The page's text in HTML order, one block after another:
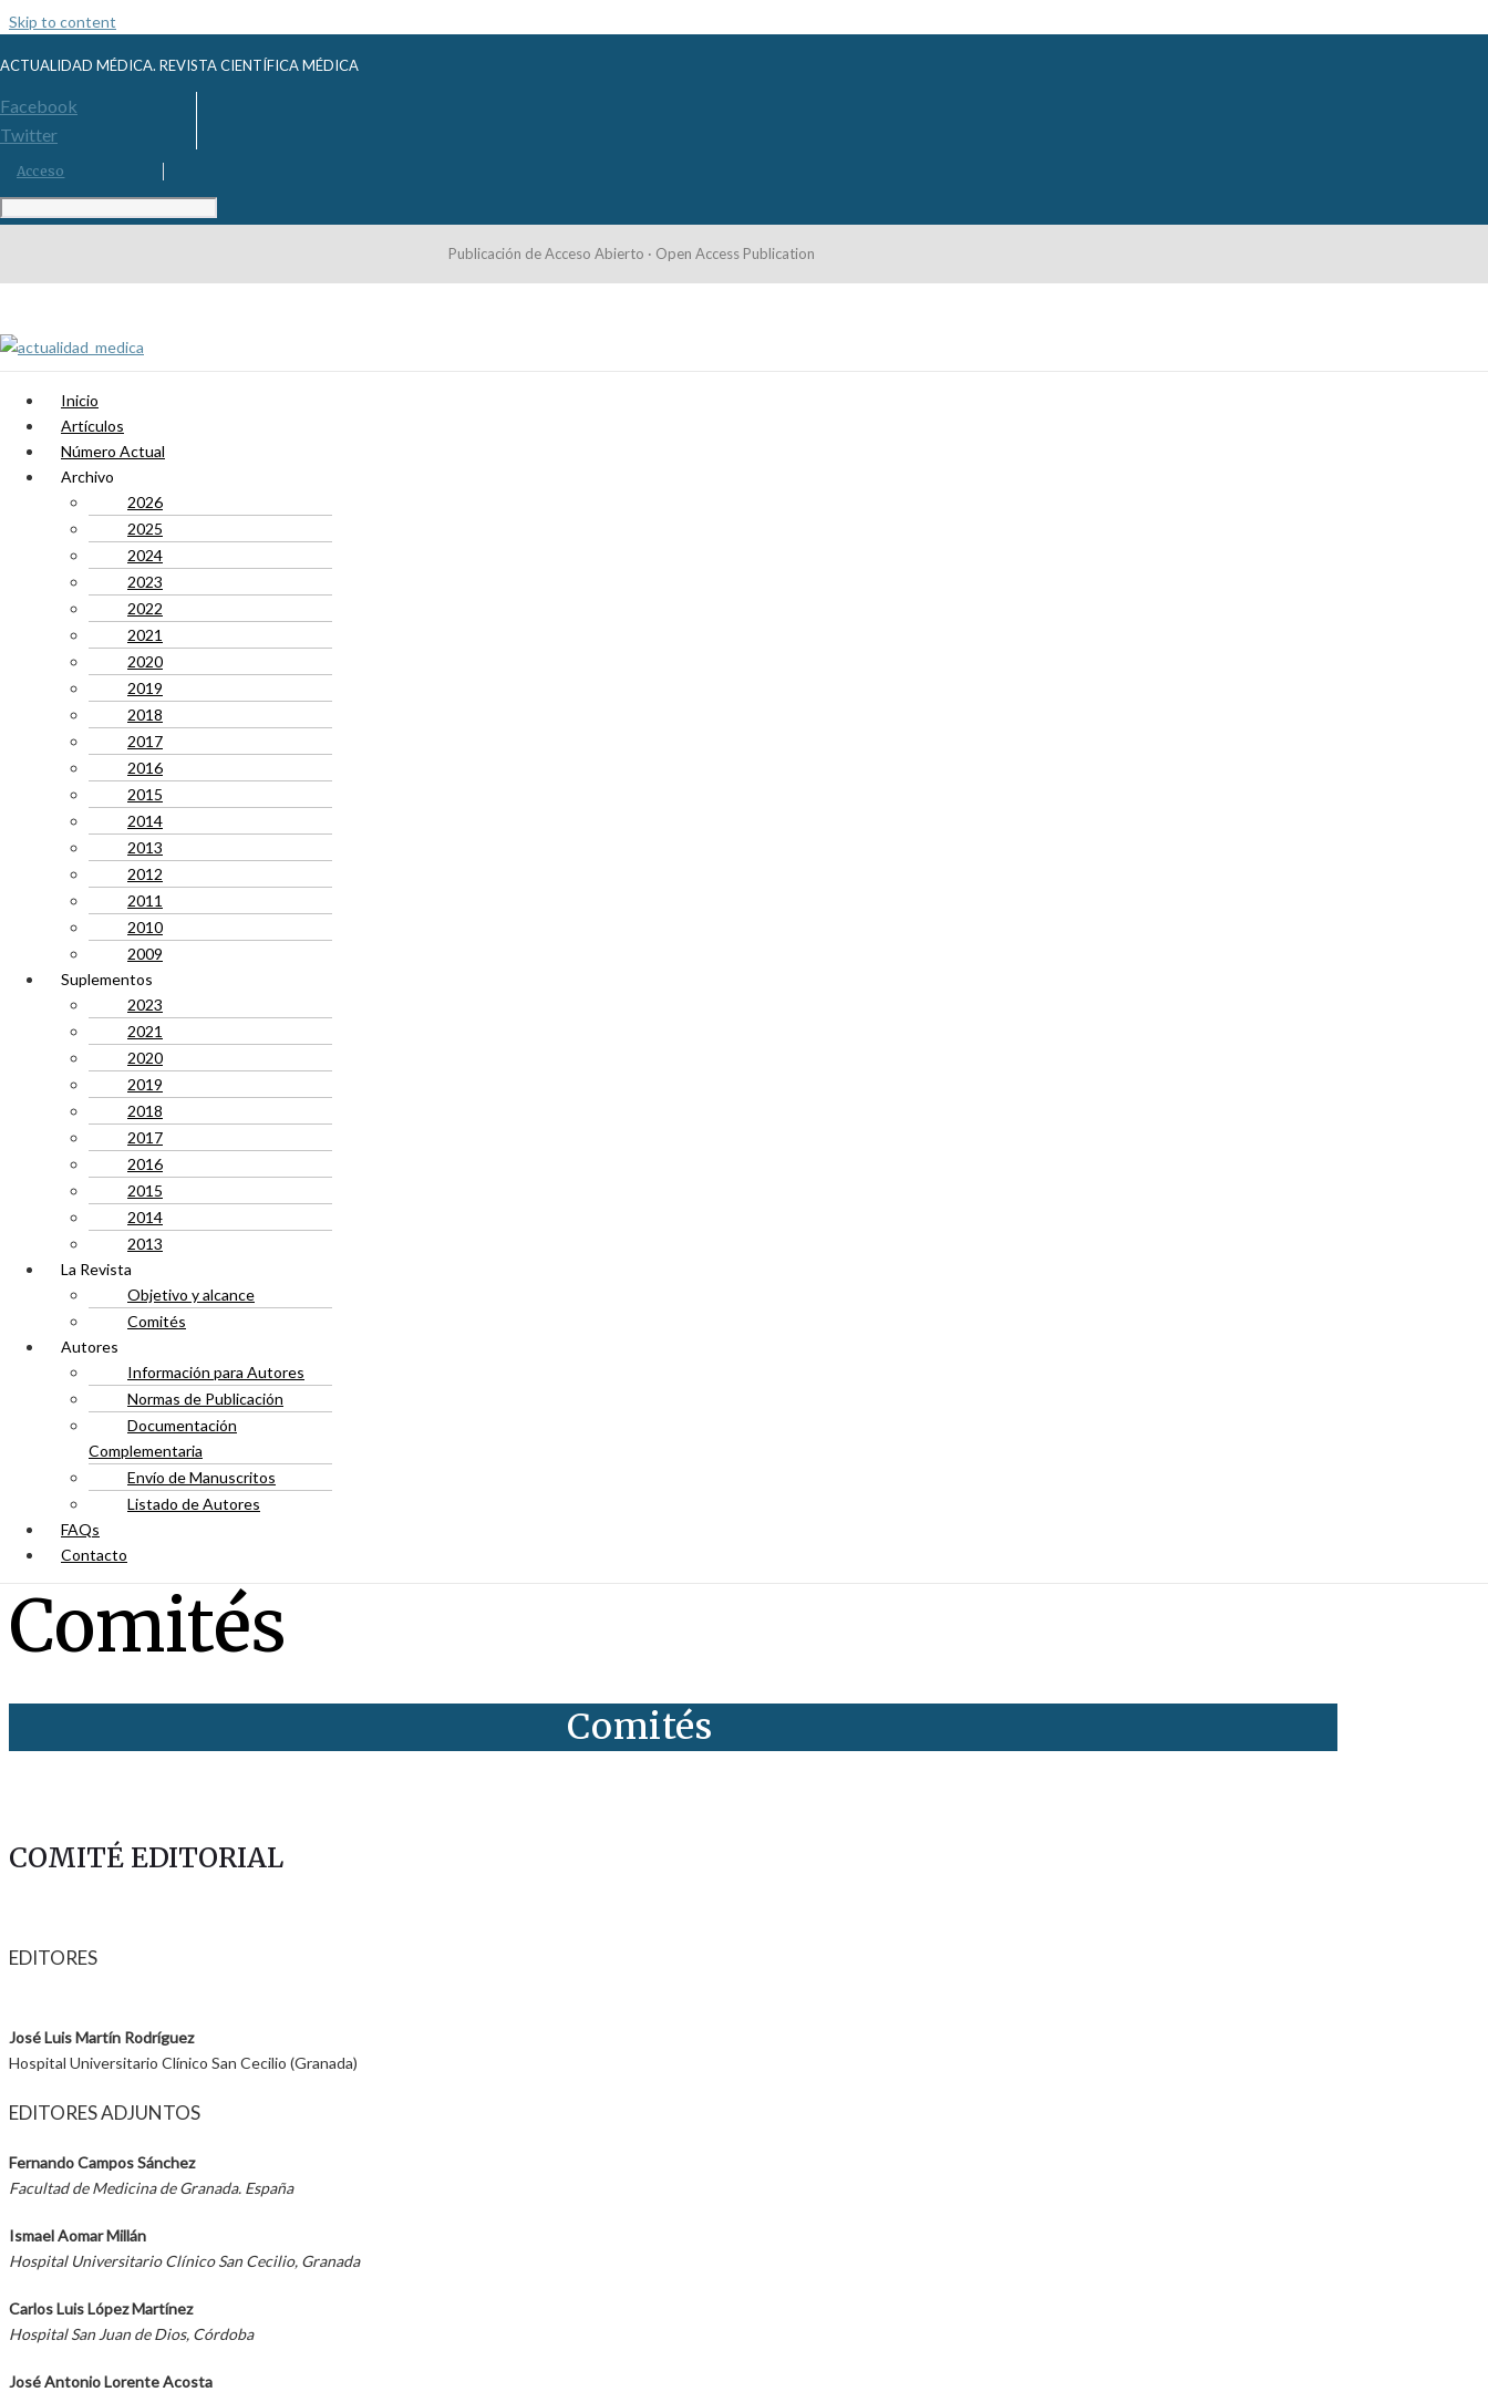
Skip to content
ACTUALIDAD MÉDICA. REVISTA CIENTÍFICA MÉDICA
Facebook
Twitter
Acceso
Publicación de Acceso Abierto · Open Access Publication
Inicio
Artículos
Número Actual
Archivo
2026
2025
2024
2023
2022
2021
2020
2019
2018
2017
2016
2015
2014
2013
2012
2011
2010
2009
Suplementos
2023
2021
2020
2019
2018
2017
2016
2015
2014
2013
La Revista
Objetivo y alcance
Comités
Autores
Información para Autores
Normas de Publicación
Documentación
Complementaria
Envío de Manuscritos
Listado de Autores
FAQs
Contacto
Comités
Comités
COMITÉ EDITORIAL
EDITORES
José Luis Martín Rodríguez
Hospital Universitario Clínico San Cecilio (Granada)
EDITORES ADJUNTOS
Fernando Campos Sánchez
Facultad de Medicina de Granada. España
Ismael Aomar Millán
Hospital Universitario Clínico San Cecilio, Granada
Carlos Luis López Martínez
Hospital San Juan de Dios, Córdoba
José Antonio Lorente Acosta